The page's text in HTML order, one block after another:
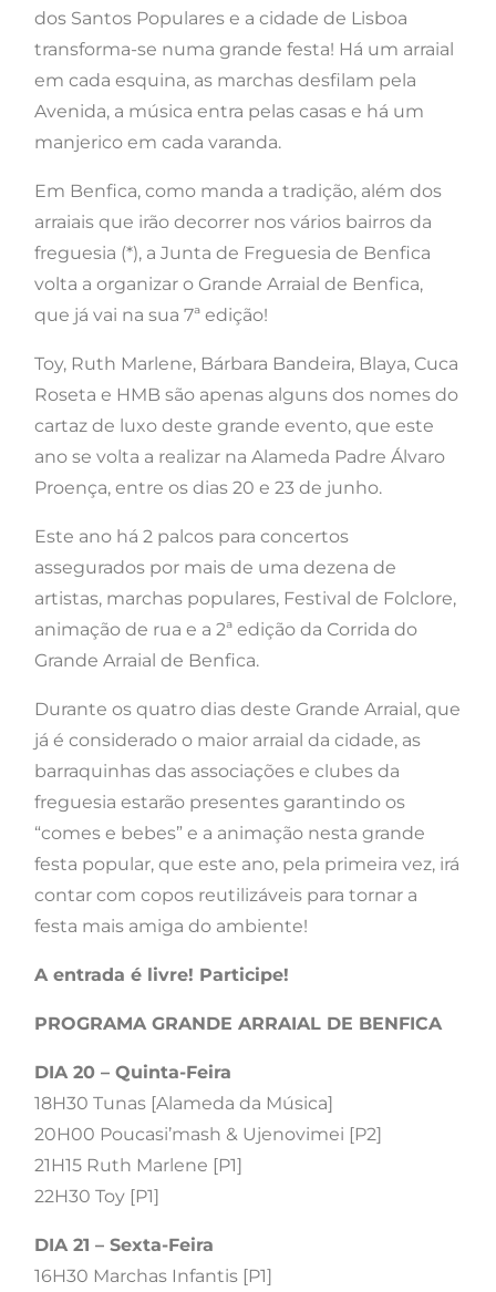
dos Santos Populares e a cidade de Lisboa
transforma-se numa grande festa! Há um arraial
em cada esquina, as marchas desfilam pela
Avenida, a música entra pelas casas e há um
manjerico em cada varanda.
Em Benfica, como manda a tradição, além dos
arraiais que irão decorrer nos vários bairros da
freguesia (*), a Junta de Freguesia de Benfica
volta a organizar o Grande Arraial de Benfica,
que já vai na sua 7ª edição!
Toy, Ruth Marlene, Bárbara Bandeira, Blaya, Cuca
Roseta e HMB são apenas alguns dos nomes do
cartaz de luxo deste grande evento, que este
ano se volta a realizar na Alameda Padre Álvaro
Proença, entre os dias 20 e 23 de junho.
Este ano há 2 palcos para concertos
assegurados por mais de uma dezena de
artistas, marchas populares, Festival de Folclore,
animação de rua e a 2ª edição da Corrida do
Grande Arraial de Benfica.
Durante os quatro dias deste Grande Arraial, que
já é considerado o maior arraial da cidade, as
barraquinhas das associações e clubes da
freguesia estarão presentes garantindo os
“comes e bebes” e a animação nesta grande
festa popular, que este ano, pela primeira vez, irá
contar com copos reutilizáveis para tornar a
festa mais amiga do ambiente!
A entrada é livre! Participe!
PROGRAMA GRANDE ARRAIAL DE BENFICA
DIA 20 – Quinta-Feira
18H30 Tunas [Alameda da Música]
20H00 Poucasi’mash & Ujenovimei [P2]
21H15 Ruth Marlene [P1]
22H30 Toy [P1]
DIA 21 – Sexta-Feira
16H30 Marchas Infantis [P1]